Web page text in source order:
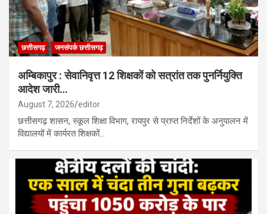
छत्तीसगढ़ जनसंपर्क छत्तीसगढ़
अम्बिकापुर : सेवानिवृत्त 12 शिक्षकों को सत्रांत तक पुनर्नियुक्ति
आदेश जारी…
August 7, 2026 editor
छत्तीसगढ़ शासन, स्कूल शिक्षा विभाग, रायपुर से प्राप्त निर्देशों के अनुपालन में
विद्यालयों में कार्यरत शिक्षकों…